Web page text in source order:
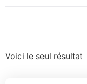
Voici le seul résultat